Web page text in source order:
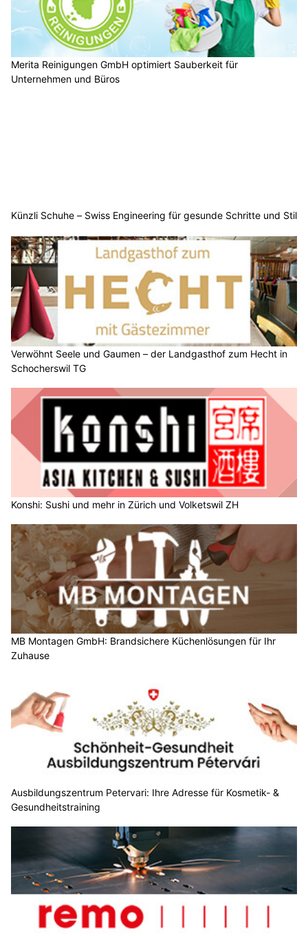
Merita Reinigungen GmbH optimiert Sauberkeit für
Unternehmen und Büros
Künzli Schuhe – Swiss Engineering für gesunde Schritte und Stil
Verwöhnt Seele und Gaumen – der Landgasthof zum Hecht in
Schocherswil TG
Konshi: Sushi und mehr in Zürich und Volketswil ZH
MB Montagen GmbH: Brandsichere Küchenlösungen für Ihr
Zuhause
Ausbildungszentrum Petervari: Ihre Adresse für Kosmetik- &
Gesundheitstraining